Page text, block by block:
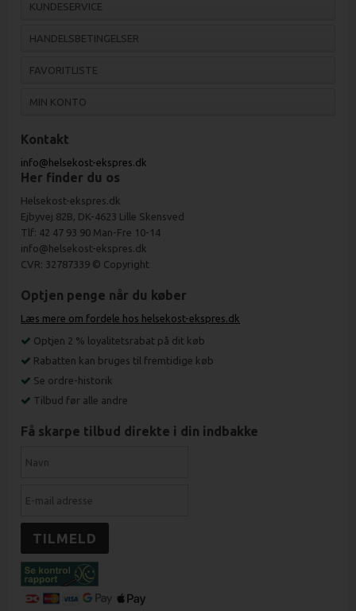
KUNDESERVICE
HANDELSBETINGELSER
FAVORITLISTE
MIN KONTO
Kontakt
info@helsekost-ekspres.dk
Her finder du os
Helsekost-ekspres.dk
Ejbyvej 82B, DK-4623 Lille Skensved
Tlf: 42 47 93 90 Man-Fre 10-14
info@helsekost-ekspres.dk
CVR: 32787339 © Copyright
Optjen penge når du køber
Læs mere om fordele hos helsekost-ekspres.dk
Optjen 2 % loyalitetsrabat på dit køb
Rabatten kan bruges til fremtidige køb
Se ordre-historik
Tilbud før alle andre
Få skarpe tilbud direkte i din indbakke